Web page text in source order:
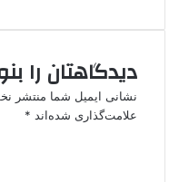
دیدگاهتان را
نشانی ایمیل شما منتشر
علامت‌گذاری شده‌اند *